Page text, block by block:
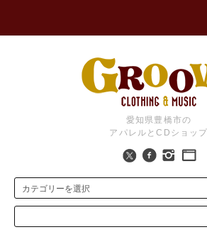
愛知県豊橋市の
アパレルとCDショップ